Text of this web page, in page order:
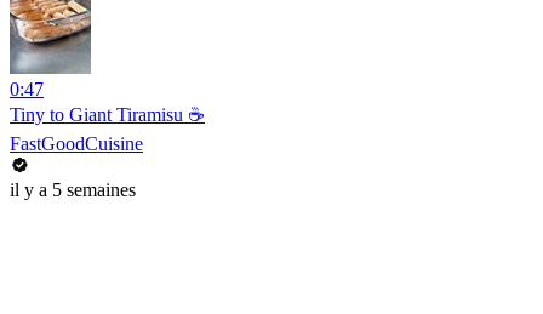
0:47
Tiny to Giant Tiramisu ☕️
FastGoodCuisine
il y a 5 semaines